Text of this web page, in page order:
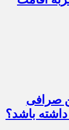
صرافی
داشته باشد؟